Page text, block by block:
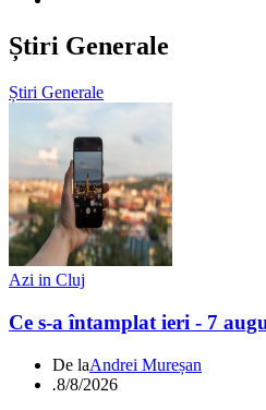
Știri Generale
Știri Generale
Azi in Cluj
Ce s-a întamplat ieri - 7
De laAndrei Mureșan
.8/8/2026